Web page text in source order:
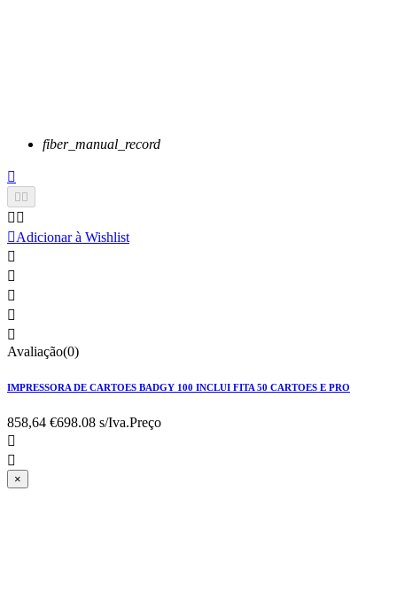
fiber_manual_record

 
 
Adicionar à Wishlist





Avaliação(0)
IMPRESSORA DE CARTOES BADGY 100 INCLUI FITA 50 CARTOES E PRO
858,64 €698.08 s/Iva.Preço


×